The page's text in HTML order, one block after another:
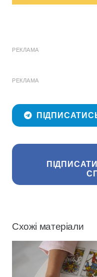
РЕКЛАМА
РЕКЛАМА
Схожі матеріали